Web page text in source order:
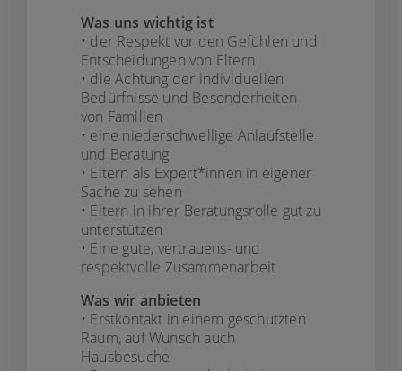
Was uns wichtig ist
• der Respekt vor den Gefühlen und
Entscheidungen von Eltern
• die Achtung der individuellen
Bedürfnisse und Besonderheiten
von Familien
• eine niederschwellige Anlaufstelle
und Beratung
• Eltern als Expert*innen in eigener
Sache zu sehen
• Eltern in ihrer Beratungsrolle gut zu
unterstützen
• Eine gute, vertrauens- und
respektvolle Zusammenarbeit
Was wir anbieten
• Erstkontakt in einem geschützten
Raum, auf Wunsch auch
Hausbesuche